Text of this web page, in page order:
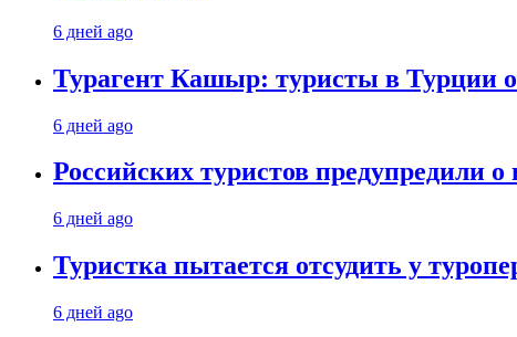
6 дней ago
Турагент Кашыр: туристы в Турции
6 дней ago
Российских туристов предупредили
6 дней ago
Туристка пытается отсудить у
6 дней ago